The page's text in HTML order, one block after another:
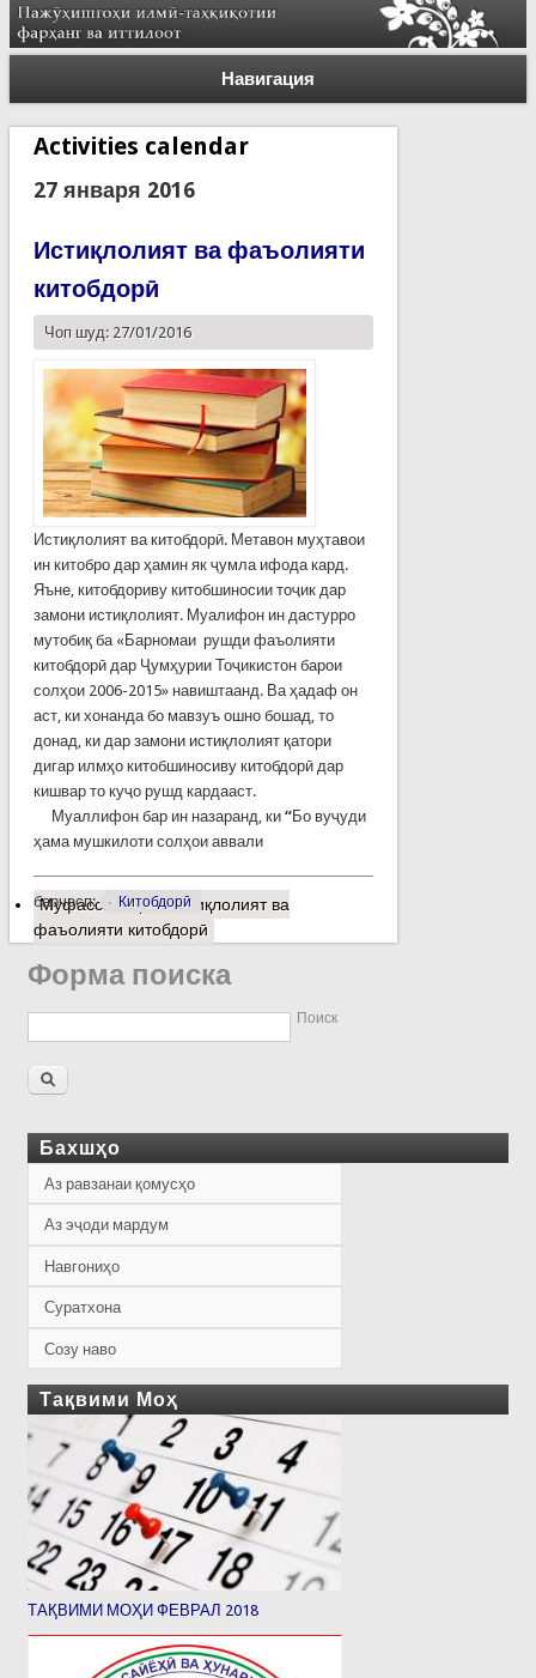
Навигация
Activities calendar
27 января 2016
Истиқлолият ва фаъолияти
китобдорӣ
Чоп шуд: 27/01/2016
Истиқлолият ва китобдорӣ. Метавон муҳтавои
ин китобро дар ҳамин як ҷумла ифода кард.
Яъне, китобдориву китобшиносии тоҷик дар
замони истиқлолият. Муалифон ин дастурро
мутобиқ ба «Барномаи рушди фаъолияти
китобдорӣ дар Ҷумҳурии Тоҷикистон барои
солҳои 2006-2015» навиштаанд. Ва ҳадаф он
аст, ки хонанда бо мавзуъ ошно бошад, то
донад, ки дар замони истиқлолият қатори
дигар илмҳо китобшиносиву китобдорӣ дар
кишвар то куҷо рушд кардааст.
Муаллифон бар ин назаранд, ки“Бо вуҷуди
ҳама мушкилоти солҳои аввали
барчасп: Китобдорӣ
Муфассалтаро Истиқлолият ва
фаъолияти китобдорӣ
Форма поиска
Поиск
Бахшҳо
Аз равзанаи қомусҳо
Аз эҷоди мардум
Навгониҳо
Суратхона
Созу наво
Тақвими Моҳ
ТАҚВИМИ МОҲИ ФЕВРАЛ 2018